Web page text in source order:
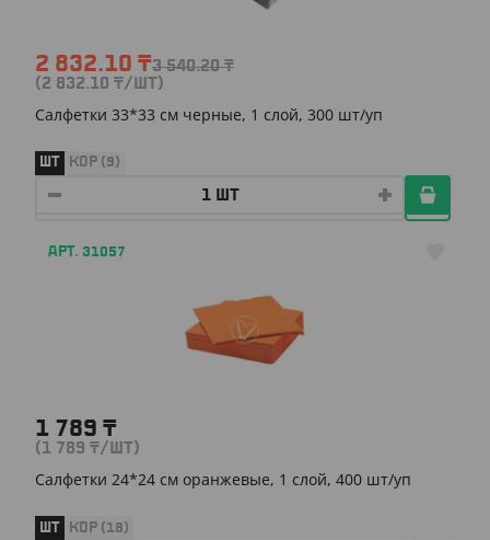
2 832.10 ₸3 540.20₸
(2 832.10 ₸/ШТ)
Салфетки 33*33 см черные, 1 слой, 300 шт/уп
ШТ КОР (9)
АРТ. 31057
1 789 ₸
(1 789 ₸/ШТ)
Салфетки 24*24 см оранжевые, 1 слой, 400 шт/уп
ШТ КОР (18)